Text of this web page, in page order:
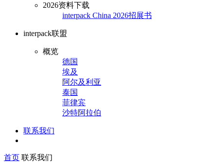
2026资料下载
interpack China 2026招展书
interpack联盟
概览
德国
埃及
阿尔及利亚
泰国
菲律宾
沙特阿拉伯
联系我们
首页 联系我们